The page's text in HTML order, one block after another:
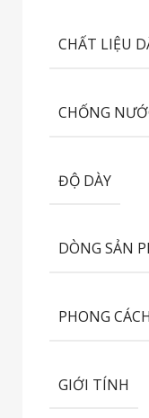
CHẤT LIỆU
CHỐNG
ĐỘ DÀY
DÒNG SẢN
PHONG
GIỚI TÍNH